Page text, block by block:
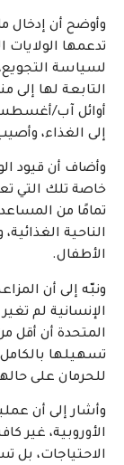
وأوضح أن إدخال
تدعمها
لسياسة
التابعة لها إلى
إلى الغذاء، وأصيب نحو
وأضاف أن قيود
خاصة تلك التي
تمامًا من
الناحية
الأطفال.
ونبّه إلى أن
الإنسانية لم
المتحدة أن أقل
تسهيلها
للحرمان على
وأشار إلى أن
الأوروبية، غير
الاحتياجات، بل